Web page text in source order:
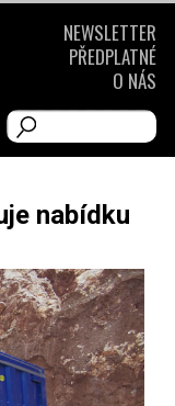
nabídku
NEWSLETTER
PŘEDPLATNÉ
O NÁS